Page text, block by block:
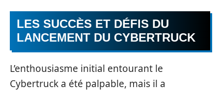
LES SUCCÈS ET DÉFIS DU
LANCEMENT DU CYBERTRUCK
L’enthousiasme initial entourant le
Cybertruck a été palpable, mais il a